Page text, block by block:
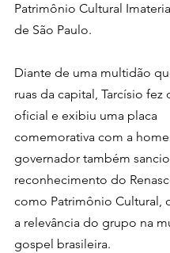
Patrimônio Cultural
de São Paulo.
Diante de uma multidão
ruas da capital, Tarcísio fez
oficial e exibiu uma placa
comemorativa com a
governador também
reconhecimento do
como Patrimônio Cultural,
a relevância do grupo na
gospel brasileira.